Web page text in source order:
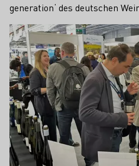
generation‘ des deutschen
Mehr erfahren